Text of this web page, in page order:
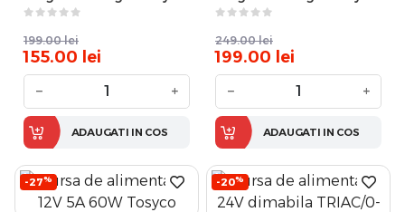
199.00 lei
155.00 lei
− +
ADAUGATI IN COS
249.00 lei
199.00 lei
− +
ADAUGATI IN COS
-27% -20%